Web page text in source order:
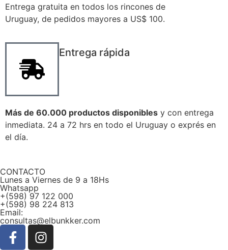
Entrega gratuita en todos los rincones de
Uruguay, de pedidos mayores a US$ 100.
Entrega rápida
Más de 60.000 productos disponibles y con entrega
inmediata. 24 a 72 hrs en todo el Uruguay o exprés en
el día.
CONTACTO
Lunes a Viernes de 9 a 18Hs
Whatsapp
+(598) 97 122 000
+(598) 98 224 813
Email:
consultas@elbunkker.com